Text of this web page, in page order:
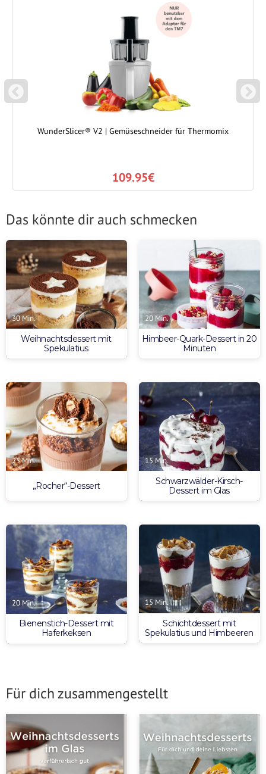
P
REVIOUS
WunderSlicer® V2 | Gemüseschneider für Thermomix
109.95€
N
EXT
Das könnte dir auch schmecken
30 Min.
Weihnachtsdessert mit
Spekulatius
20 Min.
Himbeer-Quark-Dessert in 20
Minuten
25 Min.
„Rocher“-Dessert
15 Min.
Schwarzwälder-Kirsch-
Dessert im Glas
20 Min.
Bienenstich-Dessert mit
Haferkeksen
15 Min.
Schichtdessert mit
Spekulatius und Himbeeren
Für dich zusammengestellt